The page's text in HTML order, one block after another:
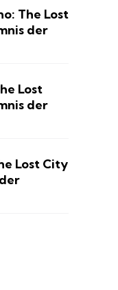
The Lost
der
Lost
der
Lost City